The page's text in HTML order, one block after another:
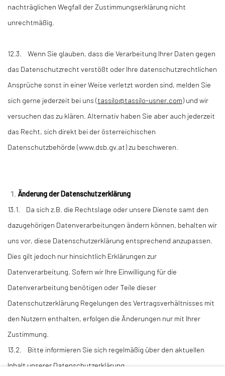
nachträglichen Wegfall der Zustimmungserklärung nicht
unrechtmäßig.
12.3. Wenn Sie glauben, dass die Verarbeitung Ihrer Daten gegen
das Datenschutzrecht verstößt oder Ihre datenschutzrechtlichen
Ansprüche sonst in einer Weise verletzt worden sind, melden Sie
sich gerne jederzeit bei uns (tassilo@tassilo-usner.com) und wir
versuchen das zu klären. Alternativ haben Sie aber auch jederzeit
das Recht, sich direkt bei der österreichischen
Datenschutzbehörde (www.dsb.gv.at) zu beschweren.
Änderung der Datenschutzerklärung
13.1. Da sich z.B. die Rechtslage oder unsere Dienste samt den
dazugehörigen Datenverarbeitungen ändern können, behalten wir
uns vor, diese Datenschutzerklärung entsprechend anzupassen.
Dies gilt jedoch nur hinsichtlich Erklärungen zur
Datenverarbeitung. Sofern wir Ihre Einwilligung für die
Datenverarbeitung benötigen oder Teile dieser
Datenschutzerklärung Regelungen des Vertragsverhältnisses mit
den Nutzern enthalten, erfolgen die Änderungen nur mit Ihrer
Zustimmung.
13.2. Bitte informieren Sie sich regelmäßig über den aktuellen
Inhalt unserer Datenschutzerklärung.